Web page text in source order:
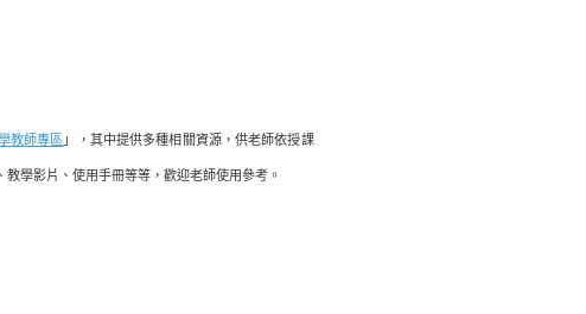
教師專區 」，其中提供多種相關資源，供老師依授課
學影片、使用手冊等等，歡迎老師使用參考。